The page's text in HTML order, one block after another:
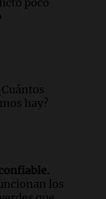
poco
hay?
los